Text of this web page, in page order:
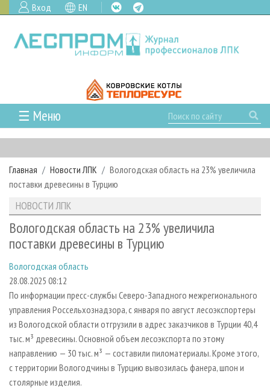
Вход EN
☰ Меню
ГЛАВНАЯ
РУБРИКИ И ТЕМЫ
РУБРИКИ ЖУРНАЛА
ЛЕСОЗАГОТОВКА
ЛЕСОПИЛЕНИЕ
СУШКА ДРЕВЕСИНЫ
ПРОИЗВОДСТВО ДРЕВЕСНЫХ ПЛИТ
ДЕРЕВЯННОЕ ДОМОСТРОЕНИЕ
ПРОИЗВОДСТВО МЕБЕЛИ
БИОЭНЕРГЕТИКА
ЦБП
НОВОСТИ
НОВОСТИ ЛПК
НОВОСТИ ЖУРНАЛА
ПРОЕКТЫ ЛПИ
АНАЛИТИКА
ПРЕДПРИЯТИЯ ЛПК
ПЕРСОНЫ
МОБИЛЬНЫЕ ВЫСТАВКИ
ОФИЦИАЛЬНЫЕ ДЕЛЕГАЦИИ
ПРИОРИТЕТНЫЕ ИНВЕСТПРОЕКТЫ
RUSSIAN FORESTRY REVIEW
ГАЗЕТА ЛЕСПРОМФОРУМ
АРХИВ ЖУРНАЛОВ
О ЖУРНАЛЕ
ПОДПИСКА
КОНТАКТЫ
РЕКЛАМОДАТЕЛЯМ
РЕКЛАМА
РЕКЛАМА НА САЙТЕ
Главная Новости ЛПК
Вологодская область на 23% увеличила
поставки древесины в Турцию
НОВОСТИ ЛПК
Вологодская область на 23% увеличила
поставки древесины в Турцию
Вологодская область
28.08.2025 08:12
По информации пресс-службы Северо-Западного межрегионального
управления Россельхознадзора, с января по август лесоэкспортеры
из Вологодской области отгрузили в адрес заказчиков в Турции 40,4
тыс. м³ древесины. Основной объем лесоэкспорта по этому
направлению — 30 тыс. м³ — составили пиломатериалы. Кроме этого,
с территории Вологодчины в Турцию вывозилась фанера, шпон и
столярные изделия.